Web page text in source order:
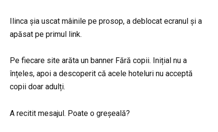
Ilinca șia uscat mâinile pe prosop, a deblocat ecranul și a
apăsat pe primul link.
Pe fiecare site arăta un banner Fără copii. Inițial nu a
înțeles, apoi a descoperit că acele hoteluri nu acceptă
copii doar adulți.
A recitit mesajul. Poate o greșeală?